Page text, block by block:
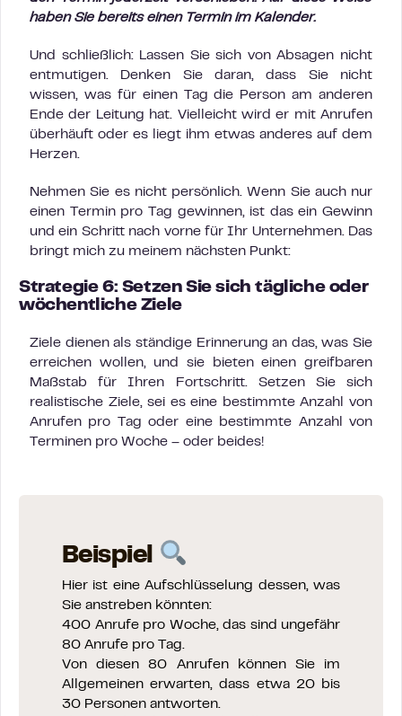
haben Sie bereits einen Termin im Kalender.
Und schließlich: Lassen Sie sich von Absagen nicht
entmutigen. Denken Sie daran, dass Sie nicht
wissen, was für einen Tag die Person am anderen
Ende der Leitung hat. Vielleicht wird er mit Anrufen
überhäuft oder es liegt ihm etwas anderes auf dem
Herzen.
Nehmen Sie es nicht persönlich. Wenn Sie auch nur
einen Termin pro Tag gewinnen, ist das ein Gewinn
und ein Schritt nach vorne für Ihr Unternehmen. Das
bringt mich zu meinem nächsten Punkt:
Strategie 6: Setzen Sie sich tägliche oder
wöchentliche Ziele
Ziele dienen als ständige Erinnerung an das, was Sie
erreichen wollen, und sie bieten einen greifbaren
Maßstab für Ihren Fortschritt. Setzen Sie sich
realistische Ziele, sei es eine bestimmte Anzahl von
Anrufen pro Tag oder eine bestimmte Anzahl von
Terminen pro Woche – oder beides!
Beispiel
Hier ist eine Aufschlüsselung dessen, was
Sie anstreben könnten:
400 Anrufe pro Woche, das sind ungefähr
80 Anrufe pro Tag.
Von diesen 80 Anrufen können Sie im
Allgemeinen erwarten, dass etwa 20 bis
30 Personen antworten.